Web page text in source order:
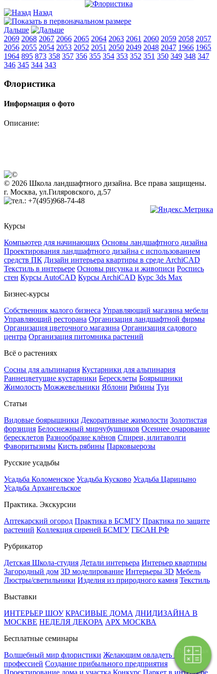
Поэтапная
оплата
Назад
Дальше
2069 2068 2067 2066 2065 2064 2063 2061 2060 2059 2058 2057
2056 2055 2054 2053 2052 2051 2050 2049 2048 2047 1966 1965
1964 895 873 358 357 356 355 354 353 352 351 350 349 348 347
346 345 344 343
Флористика
Информация о фото
Описание:
© 2026 Школа ландшафтного дизайна. Все права защищены.
г. Москва, ул.Гиляровского, д.57
+7(495)968-74-48
Курсы
Компьютер для начинающих Основы ландшафтного дизайна
Проектирования ландшафтного дизайна с использованием
средств ПК Дизайн интерьера квартиры в среде ArchiCAD
Текстиль в интерьере Основы рисунка и живописи Роспись
стен Курсы AutoCAD Курсы ArchiCAD Курс 3ds Max
Бизнес-курсы
Собственник малого бизнеса Управляющий магазина мебели
Управляющий ресторана Организация ландшафтной фирмы
Организация цветочного магазина Организация садового
центра Организация питомника растений
Всё о растениях
Сосны для альпинария Кустарники для альпинария
Раннецветущие кустарники Бересклеты Боярышники
Жимолость Можжевельники Яблони Рябины Туи
Статьи
Видовые боярышники Декоративные жимолости Золотистая
форзиция Белоснежный мирчубушников Осеннее очарование
бересклетов Разнообразие клёнов Спиреи, илитаволги
Фаворитызимы Кисть рябины Парковыерозы
Русские усадьбы
Усадьба Коломенское Усадьба Кусково Усадьба Царицыно
Усадьба Архангельское
Практика. Экскурсии
Аптекарский огород Практика в БСМГУ Практика по защите
растений Коллекция сиреней БСМГУ ГБСАН РФ
Рубрикатор
Детская Школа-студия Детали интерьера Интерьер квартиры
Загородный дом 3D моделирование Интерьеры 3D Мебель
Люстры/светильники Изделия из природного камня Текстиль
Выставки
ИНТЕРЬЕР ШОУ КРАСИВЫЕ ДОМА ДНИДИЗАЙНА В
МОСКВЕ НЕДЕЛЯ ДЕКОРА АРХ МОСКВА
Бесплатные семинары
Волшебный мир флористики Желающим овладеть новой
профессией Создание прибыльного предприятия
Проектирование дома и участка Конкурс Паркет в интерьере